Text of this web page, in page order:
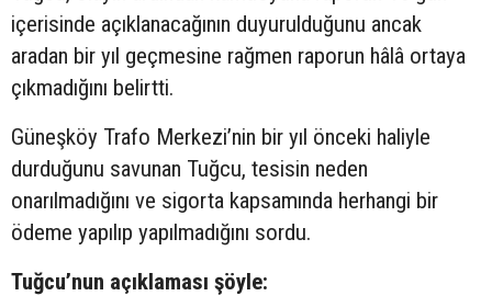
içerisinde açıklanacağının duyurulduğunu ancak
aradan bir yıl geçmesine rağmen raporun hâlâ ortaya
çıkmadığını belirtti.
Güneşköy Trafo Merkezi’nin bir yıl önceki haliyle
durduğunu savunan Tuğcu, tesisin neden
onarılmadığını ve sigorta kapsamında herhangi bir
ödeme yapılıp yapılmadığını sordu.
Tuğcu’nun açıklaması şöyle: